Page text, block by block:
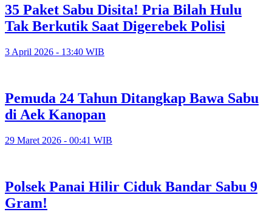
35 Paket Sabu Disita! Pria Bilah Hulu
Tak Berkutik Saat Digerebek Polisi
3 April 2026 - 13:40 WIB
Pemuda 24 Tahun Ditangkap Bawa Sabu
di Aek Kanopan
29 Maret 2026 - 00:41 WIB
Polsek Panai Hilir Ciduk Bandar Sabu 9
Gram!